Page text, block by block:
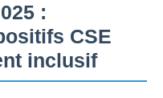
:
CSE
inclusif